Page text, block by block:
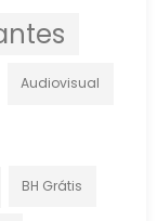
Audiovisual
BH Grátis